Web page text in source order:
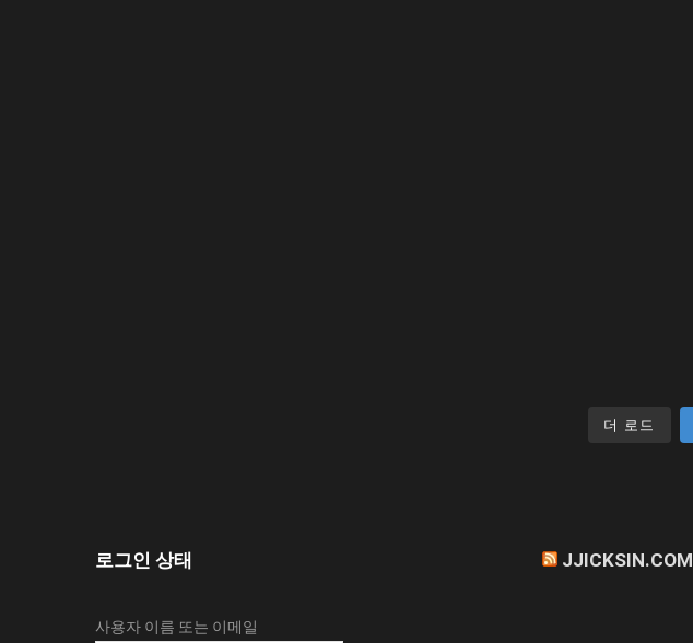
더 로드
로그인 상태
사용자 이름 또는 이메일
JJICKSIN.COM